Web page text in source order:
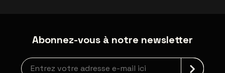
Abonnez-vous à notre newsletter
Inscription à la newsletter